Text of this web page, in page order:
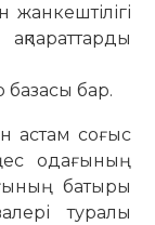
жанкештілігі
базасы бар.
астам соғыс
одағының
батыры
туралы